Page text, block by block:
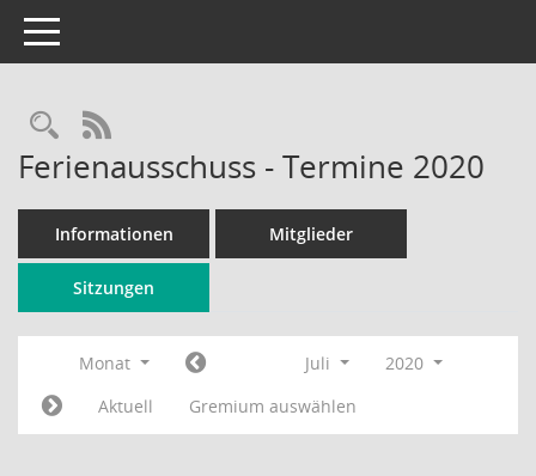
Toggle navigation
Rechercheauswahl
RSS-Feed
Ferienausschuss - Termine 2020
Informationen Mitglieder
Sitzungen
Monat Juli
2020
Aktuell
Gremium auswählen